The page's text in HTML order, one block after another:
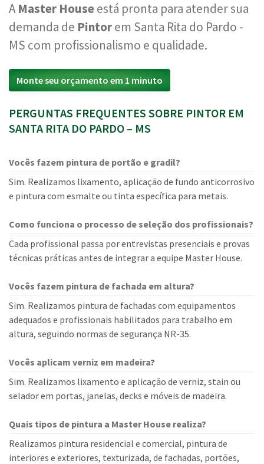
AMaster House está pronta para atender sua
demanda de Pintorem Santa Rita do Pardo -
MS com profissionalismo e qualidade.
Monte seu orçamento em 1 minuto
PERGUNTAS FREQUENTES SOBRE PINTOR EM
SANTA RITA DO PARDO – MS
Vocês fazem pintura de portão e gradil?
Sim. Realizamos lixamento, aplicação de fundo anticorrosivo
e pintura com esmalte ou tinta específica para metais.
Como funciona o processo de seleção dos profissionais?
Cada profissional passa por entrevistas presenciais e provas
técnicas práticas antes de integrar a equipe Master House.
Vocês fazem pintura de fachada em altura?
Sim. Realizamos pintura de fachadas com equipamentos
adequados e profissionais habilitados para trabalho em
altura, seguindo normas de segurança NR-35.
Vocês aplicam verniz em madeira?
Sim. Realizamos lixamento e aplicação de verniz, stain ou
selador em portas, janelas, decks e móveis de madeira.
Quais tipos de pintura a Master House realiza?
Realizamos pintura residencial e comercial, pintura de
interiores e exteriores, texturizada, de fachadas, portões,